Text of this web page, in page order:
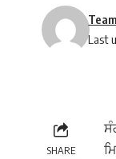
Last
SHARE